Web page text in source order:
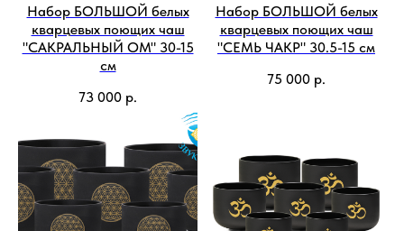
Набор БОЛЬШОЙ белых
кварцевых поющих чаш
"САКРАЛЬНЫЙ ОМ" 30-15
см
73 000 р.
Набор БОЛЬШОЙ белых
кварцевых поющих чаш
"СЕМЬ ЧАКР" 30.5-15 см
75 000 р.